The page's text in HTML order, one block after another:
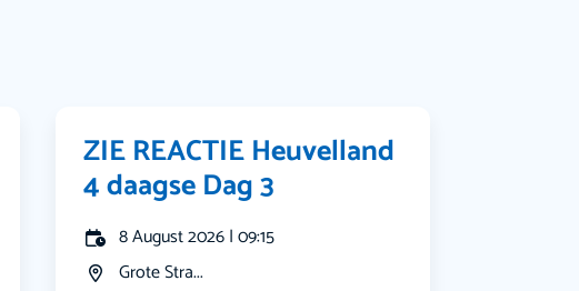
ZIE REACTIE Heuvelland
4 daagse Dag 3
8 August 2026 | 09:15
Grote Stra...